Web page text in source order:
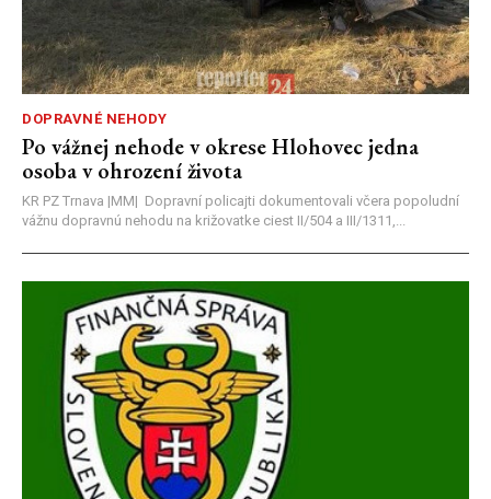
DOPRAVNÉ NEHODY
Po vážnej nehode v okrese Hlohovec jedna
osoba v ohrození života
KR PZ Trnava |MM| Dopravní policajti dokumentovali včera popoludní
vážnu dopravnú nehodu na križovatke ciest II/504 a III/1311,...